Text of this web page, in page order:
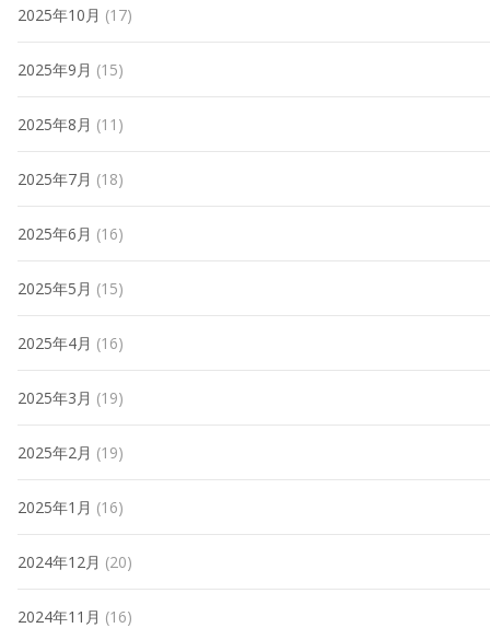
2025年10月 (17)
2025年9月 (15)
2025年8月 (11)
2025年7月 (18)
2025年6月 (16)
2025年5月 (15)
2025年4月 (16)
2025年3月 (19)
2025年2月 (19)
2025年1月 (16)
2024年12月 (20)
2024年11月 (16)